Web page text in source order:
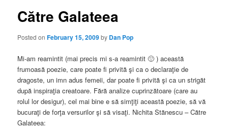
Către Galateea
Posted onFebruary 15, 2009by Dan Pop
Mi-am reamintit (mai precis mi s-a reamintit 🙂 ) această
frumoasă poezie, care poate fi privită şi ca o declaraţie de
dragoste, un imn adus femeii, dar poate fi privită şi ca un strigăt
după inspiraţia creatoare. Fără analize cuprinzătoare (care au
rolul lor desigur), cel mai bine e să simţiţi această poezie, să vă
bucuraţi de forţa versurilor şi să visaţi. Nichita Stănescu – Către
Galateea: